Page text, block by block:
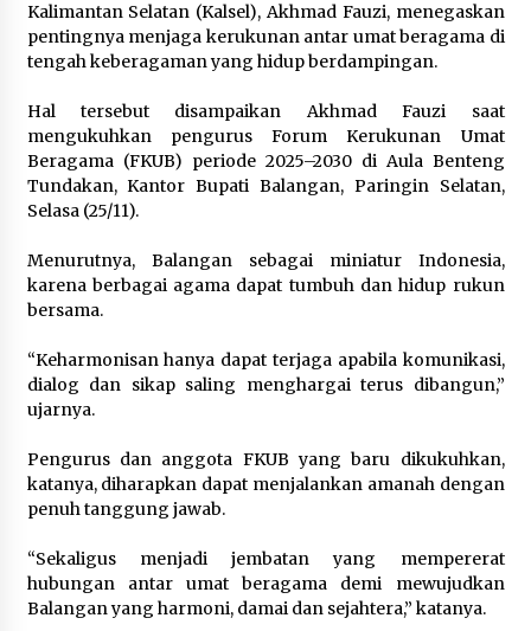
Kalimantan Selatan (Kalsel), Akhmad Fauzi, menegaskan
pentingnya menjaga kerukunan antar umat beragama di
tengah keberagaman yang hidup berdampingan.
Hal tersebut disampaikan Akhmad Fauzi saat
mengukuhkan pengurus Forum Kerukunan Umat
Beragama (FKUB) periode 2025–2030 di Aula Benteng
Tundakan, Kantor Bupati Balangan, Paringin Selatan,
Selasa (25/11).
Menurutnya, Balangan sebagai miniatur Indonesia,
karena berbagai agama dapat tumbuh dan hidup rukun
bersama.
“Keharmonisan hanya dapat terjaga apabila komunikasi,
dialog dan sikap saling menghargai terus dibangun,”
ujarnya.
Pengurus dan anggota FKUB yang baru dikukuhkan,
katanya, diharapkan dapat menjalankan amanah dengan
penuh tanggung jawab.
“Sekaligus menjadi jembatan yang mempererat
hubungan antar umat beragama demi mewujudkan
Balangan yang harmoni, damai dan sejahtera,” katanya.